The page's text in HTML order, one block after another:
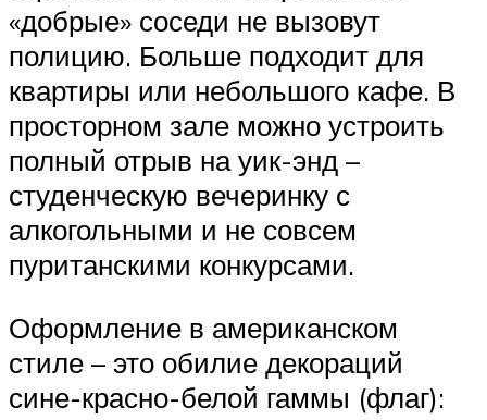
«добрые» соседи не вызовут
полицию. Больше подходит для
квартиры или небольшого кафе. В
просторном зале можно устроить
полный отрыв на уик-энд –
студенческую вечеринку с
алкогольными и не совсем
пуританскими конкурсами.
Оформление в американском
стиле – это обилие декораций
сине-красно-белой гаммы (флаг):